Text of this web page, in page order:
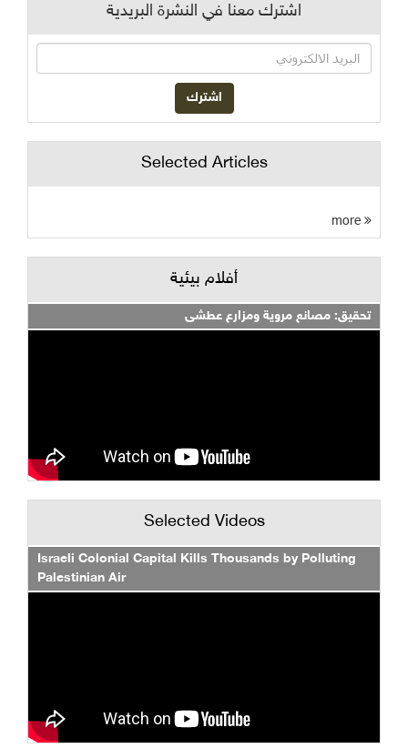
اشترك معنا في النشرة البريدية
Selected Articles
أفلام بيئية
تحقيق: مصانع مروية ومزارع عطشى
Selected Videos
Israeli Colonial Capital Kills Thousands by Polluting
Palestinian Air